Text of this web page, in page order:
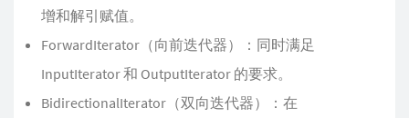
增和解引赋值。
ForwardIterator（向前迭代器）：同时满足
InputIterator 和 OutputIterator 的要求。
BidirectionalIterator（双向迭代器）：在